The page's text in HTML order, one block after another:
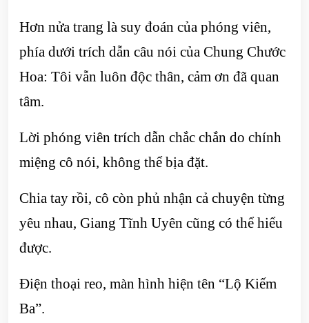
Hơn nửa trang là suy đoán của phóng viên,
phía dưới trích dẫn câu nói của Chung Chước
Hoa: Tôi vẫn luôn độc thân, cảm ơn đã quan
tâm.
Lời phóng viên trích dẫn chắc chắn do chính
miệng cô nói, không thể bịa đặt.
Chia tay rồi, cô còn phủ nhận cả chuyện từng
yêu nhau, Giang Tĩnh Uyên cũng có thể hiểu
được.
Điện thoại reo, màn hình hiện tên “Lộ Kiếm
Ba”.